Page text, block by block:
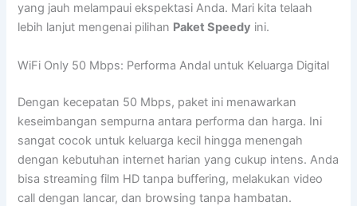
yang jauh melampaui ekspektasi Anda. Mari kita telaah
lebih lanjut mengenai pilihan Paket Speedy ini.
WiFi Only 50 Mbps: Performa Andal untuk Keluarga Digital
Dengan kecepatan 50 Mbps, paket ini menawarkan
keseimbangan sempurna antara performa dan harga. Ini
sangat cocok untuk keluarga kecil hingga menengah
dengan kebutuhan internet harian yang cukup intens. Anda
bisa streaming film HD tanpa buffering, melakukan video
call dengan lancar, dan browsing tanpa hambatan.